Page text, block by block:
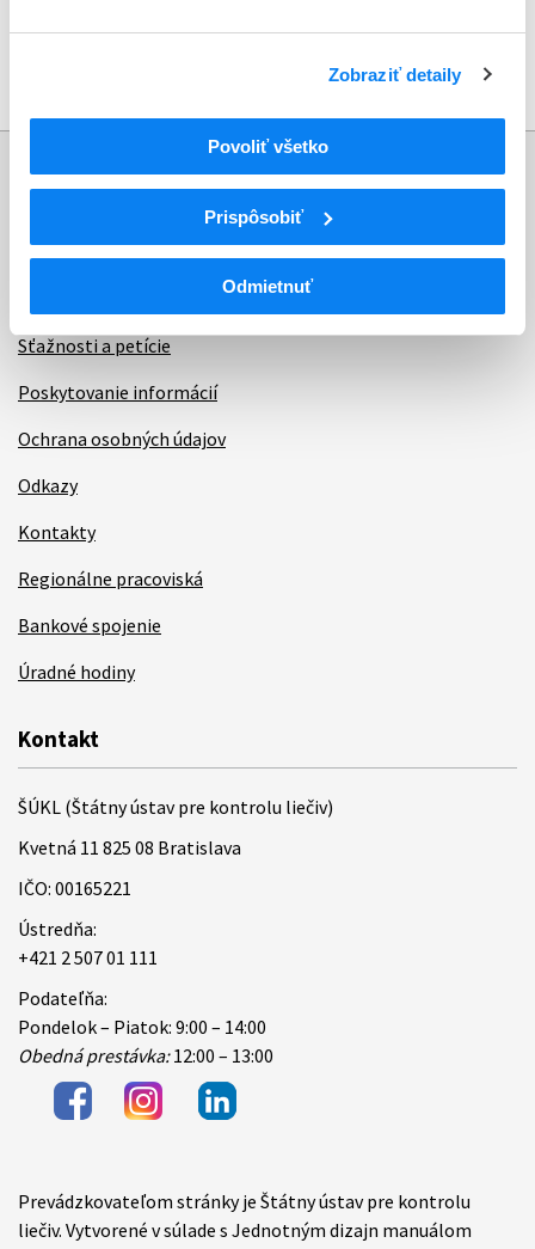
Zobraziť detaily
Povoliť všetko
Prispôsobiť
Odmietnuť
Informácie
Aktuality
Dotazník spokojnosti zákazníka
Sťažnosti a petície
Poskytovanie informácií
Ochrana osobných údajov
Odkazy
Kontakty
Regionálne pracoviská
Bankové spojenie
Úradné hodiny
Kontakt
ŠÚKL (Štátny ústav pre kontrolu liečiv)
Kvetná 11 825 08 Bratislava
IČO: 00165221
Ústredňa:
+421 2 507 01 111
Podateľňa:
Pondelok – Piatok: 9:00 – 14:00
Obedná prestávka:12:00 – 13:00
Items
Prevádzkovateľom stránky je Štátny ústav pre kontrolu
liečiv. Vytvorené v súlade s Jednotným dizajn manuálom